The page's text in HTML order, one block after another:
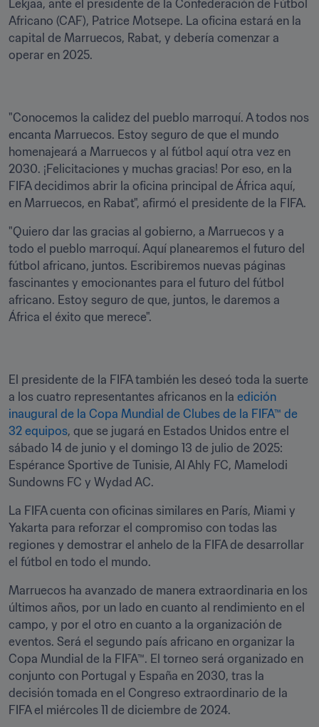
Lekjaa, ante el presidente de la Confederación de Fútbol
Africano (CAF), Patrice Motsepe. La oficina estará en la
capital de Marruecos, Rabat, y debería comenzar a
operar en 2025.
"Conocemos la calidez del pueblo marroquí. A todos nos
encanta Marruecos. Estoy seguro de que el mundo
homenajeará a Marruecos y al fútbol aquí otra vez en
2030. ¡Felicitaciones y muchas gracias! Por eso, en la
FIFA decidimos abrir la oficina principal de África aquí,
en Marruecos, en Rabat", afirmó el presidente de la FIFA.
"Quiero dar las gracias al gobierno, a Marruecos y a
todo el pueblo marroquí. Aquí planearemos el futuro del
fútbol africano, juntos. Escribiremos nuevas páginas
fascinantes y emocionantes para el futuro del fútbol
africano. Estoy seguro de que, juntos, le daremos a
África el éxito que merece".
El presidente de la FIFA también les deseó toda la suerte
a los cuatro representantes africanos en la edición
inaugural de la Copa Mundial de Clubes de la FIFA™ de
32 equipos, que se jugará en Estados Unidos entre el
sábado 14 de junio y el domingo 13 de julio de 2025:
Espérance Sportive de Tunisie, Al Ahly FC, Mamelodi
Sundowns FC y Wydad AC.
La FIFA cuenta con oficinas similares en París, Miami y
Yakarta para reforzar el compromiso con todas las
regiones y demostrar el anhelo de la FIFA de desarrollar
el fútbol en todo el mundo.
Marruecos ha avanzado de manera extraordinaria en los
últimos años, por un lado en cuanto al rendimiento en el
campo, y por el otro en cuanto a la organización de
eventos. Será el segundo país africano en organizar la
Copa Mundial de la FIFA™. El torneo será organizado en
conjunto con Portugal y España en 2030, tras la
decisión tomada en el Congreso extraordinario de la
FIFA el miércoles 11 de diciembre de 2024.